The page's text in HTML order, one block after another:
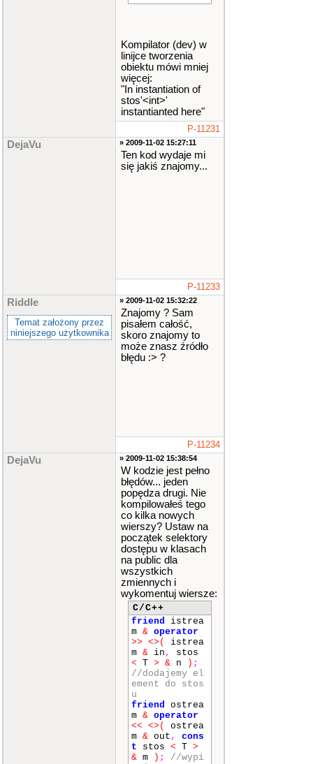
template < cl
ass T>
class
{
class
ment<T > *
first; //wska
źnik na pierw
szy element
classele
ment <T>
*
tab;
//dynami
{
first
=NULL;
numbe
r= 0
tab
new element<
T> [number
];
~stos()
delet
e
tab
};
friendis
tream & opera
tor >> <>(is
tream& in,s
tos <T>
); //dodajemy
element do st
osu
friendos
tream& opera
tor << <>(os
tream&out,
const stos<
T > &m );
//
wypisujemy st
os na ekranie
stos <T
>
intile); //
zdejmujemy ok
reśloną ilość
elementów ze
stosu
}
Kompilator (dev) w
linijce tworzenia
obiektu mówi mniej
więcej:
"In instantiation of
stos'<int>'
instantianted here"
P-11231
DejaVu » 2009-11-02 15:27:11
Ten kod wydaje mi
się jakiś znajomy...
P-11233
Riddle
Temat założony przez
niniejszego użytkownika
» 2009-11-02 15:32:22
Znajomy ? Sam
pisałem całość,
skoro znajomy to
może znasz źródło
błędu :> ?
P-11234
DejaVu » 2009-11-02 15:38:54
W kodzie jest pełno
błędów... jeden
popędza drugi. Nie
kompilowałeś tego
co kilka nowych
wierszy? Ustaw na
początek selektory
dostępu w klasach
na public dla
wszystkich
zmiennych i
wykomentuj wiersze:
C/C++
friend istrea
m & operator
>> <> (
istrea
m & in ,
stos
< T > & n ) ;
//dodajemy el
ement do stos
u
friend ostrea
m & operator
<< <> (
ostrea
m & out ,
cons
t stos < T >
& m ) ;
//wypi